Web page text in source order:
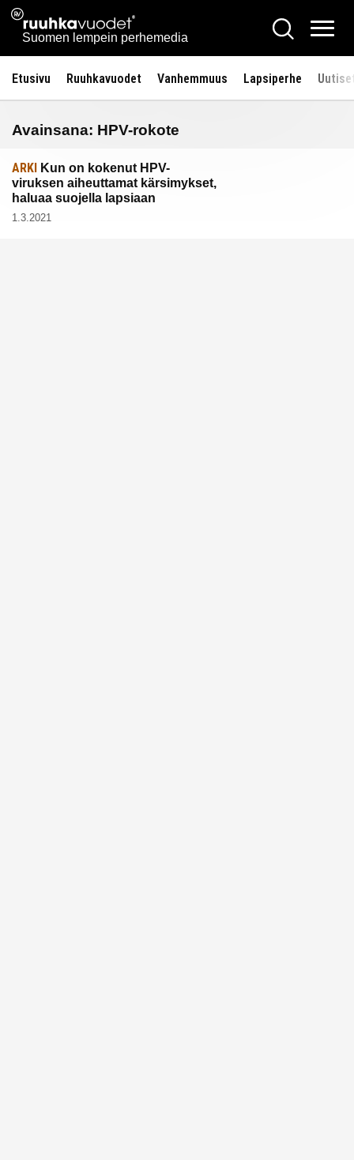
Siirry
sisältöön
Ruuhkavuodet.fi
Suomen lempein perhemedia
Hae
Etusivu Ruuhkavuodet Vanhemmuus Lapsiperhe
Avainsana: HPV-rokote
ARKI Kun on kokenut HPV-
viruksen aiheuttamat kärsimykset,
haluaa suojella lapsiaan
1.3.2021